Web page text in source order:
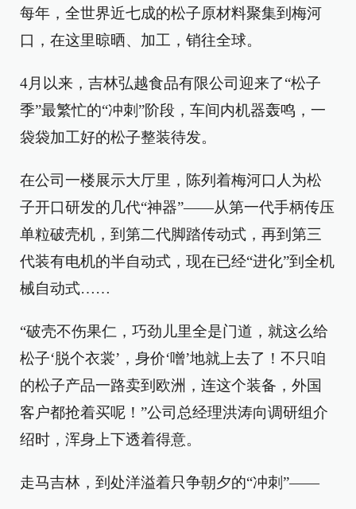
每年，全世界近七成的松子原材料聚集到梅河
口，在这里晾晒、加工，销往全球。
4月以来，吉林弘越食品有限公司迎来了“松子
季”最繁忙的“冲刺”阶段，车间内机器轰鸣，一
袋袋加工好的松子整装待发。
在公司一楼展示大厅里，陈列着梅河口人为松
子开口研发的几代“神器”——从第一代手柄传压
单粒破壳机，到第二代脚踏传动式，再到第三
代装有电机的半自动式，现在已经“进化”到全机
械自动式……
“破壳不伤果仁，巧劲儿里全是门道，就这么给
松子‘脱个衣裳’，身价‘噌’地就上去了！不只咱
的松子产品一路卖到欧洲，连这个装备，外国
客户都抢着买呢！”公司总经理洪涛向调研组介
绍时，浑身上下透着得意。
走马吉林，到处洋溢着只争朝夕的“冲刺”——